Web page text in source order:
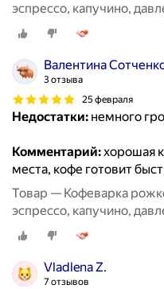
эспрессо, капучино,
Валентина
3 отзыва
25 февраля
Недостатки: немного
Комментарий:хорошая
места, кофе готовит
Товар — Кофеварка
эспрессо, капучино,
Vladlena Z.
7 отзывов